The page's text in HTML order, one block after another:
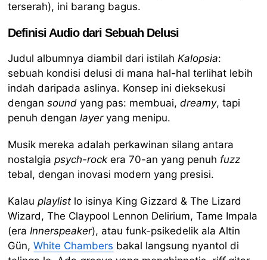
terserah), ini barang bagus.
Definisi Audio dari Sebuah Delusi
Judul albumnya diambil dari istilahKalopsia:
sebuah kondisi delusi di mana hal-hal terlihat lebih
indah daripada aslinya. Konsep ini dieksekusi
dengansound yang pas: membuai,dreamy, tapi
penuh denganlayeryang menipu.
Musik mereka adalah perkawinan silang antara
nostalgiapsych-rock era 70-an yang penuh fuzz
tebal, dengan inovasi modern yang presisi.
Kalauplaylist lo isinya King Gizzard & The Lizard
Wizard, The Claypool Lennon Delirium, Tame Impala
(eraInnerspeaker), atau funk-psikedelik ala Altin
Gün,White Chambers bakal langsung nyantol di